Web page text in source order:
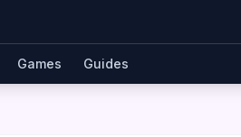
Games Guides